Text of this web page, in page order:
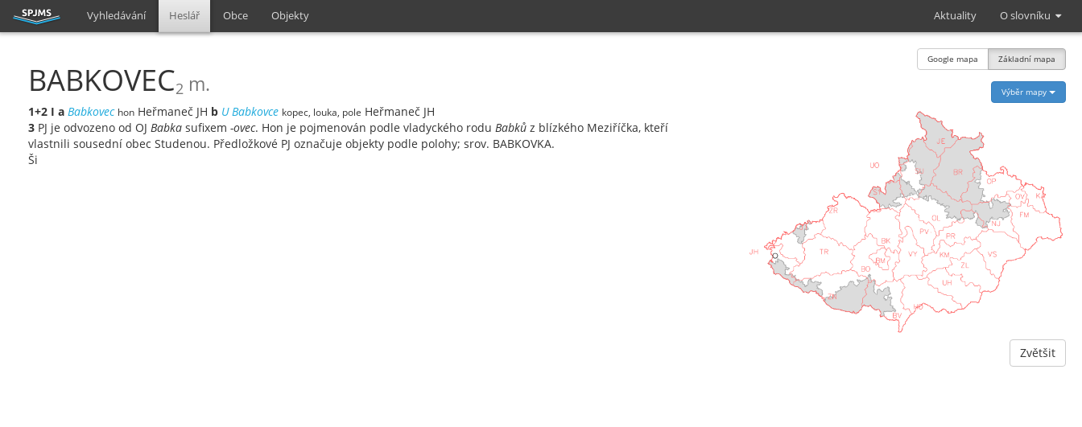
Vyhledávání Heslář Obce Objekty Aktuality O slovníku
BABKOVEC2 m.
1+2 I a Babkovec hon Heřmaneč JH b U Babkovce kopec, louka, pole Heřmaneč JH
3 PJ je odvozeno od OJ Babka sufixem -ovec. Hon je pojmenován podle vladyckého rodu Babků z blízkého Meziříčka, kteří
vlastnili sousední obec Studenou. Předložkové PJ označuje objekty podle polohy; srov. BABKOVKA.
Ši
Google mapa Základní mapa
Výběr mapy
Zvětšit